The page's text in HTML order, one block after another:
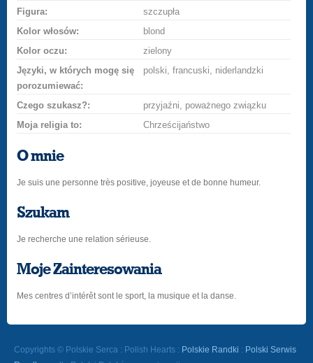
Figura:
szczupła
Kolor włosów:
blond
Kolor oczu:
zielony
Języki, w których mogę się
porozumiewać:
polski, francuski, niderlandzki
Czego szukasz?:
przyjaźni, poważnego związku
Moja religia to:
Chrześcijaństwo
O mnie
Je suis une personne très positive, joyeuse et de bonne humeur.
Szukam
Je recherche une relation sérieuse.
Moje Zainteresowania
Mes centres d’intérêt sont le sport, la musique et la danse.
Copyrights © Polskie Serca : Polish Hearts : Polskie Randki : Polski Serwis